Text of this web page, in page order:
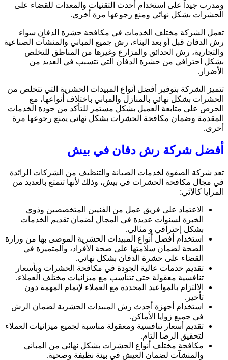
ومدرب جيداً على استخدام أحدث التقنيات والمعدات للقضاء على
الحشرات بشكل نهائي ومنع رجوعها مرة أخرى.
تعمل الشركة مختلف الخدمات في مكافحة حشرة الدفان سواء
رش الدفان قبل أو بعد البناء، رش جميع المباني والمنشآت الصناعية
والتجارية، رش الحدائق والمزارع وغيرها من المناطق للتخلص
بشكل احترافي من حشرة الدفان التي تتسبب في العديد من
الأضرار.
تتميز الشركة بتوفير أفضل أنواع المبيدات الحشرية التي تتخلص من
الحشرات بشكل نهائي بالمنازل والمباني باختلاف أنواعها، مع
الحرص على متابعة العميل بشكل مستمر للتأكد من جودة الخدمات
المقدمة وضمان مكافحة الحشرات بشكل نهائي يمنع رجوعها مرة
أخرى.
أفضل شركة رش دفان في بيش
تعد شركة الصفوة لخدمات الصيانة والتنظيف من الشركات الرائدة
في مجال مكافحة الحشرات في بيش، وذلك لأنها تتمتع بالعديد من
المزايا كالآتي:
الاعتماد على فريق عمل من الفنيين المتخصصين وذوي
الخبرة لسنوات عديدة في المجال لضمان تقديم الخدمات
بشكل إحترافي و مثالي.
استخدام أفضل أنواع المبيدات الحشرية الموصى بها من وزارة
الصحة لضمان سلامتها على صحة الأفراد، والمتميزة في
القضاء على حشرة الدفان بشكل نهائي.
تقديم خدمات عالية الجودة في مكافحة الحشرات وبأسعار
تنافسية معقولة حتى تتناسب مع ميزانيات مختلف العملاء.
الالتزام بالمواعيد المحددة مع العملاء لإتمام المهمة دون
تأخير.
استخدام أجهزة أحدث رش المبيدات الحشرية لضمان الرش
في جميع زوايا الأماكن.
تقديم أسعار تنافسية ومعقولة مناسبة لجميع ميزانيات العملاء
لتحقيق الرضا التام.
مكافحة مختلف أنواع الحشرات بشكل نهائي من المباني
والمنشآت لضمان العيش في بيئة نظيفة وصحية.